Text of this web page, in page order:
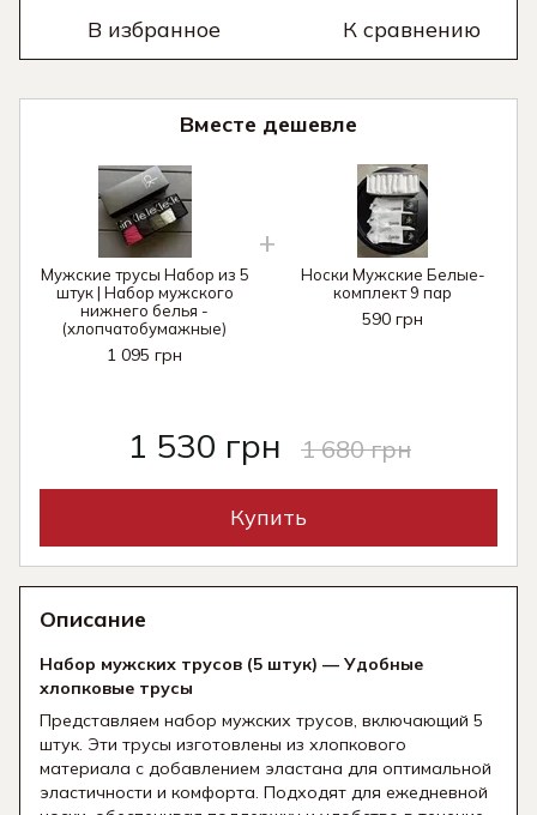
В избранное К сравнению
Вместе дешевле
Мужские трусы Набор из 5
штук | Набор мужского
нижнего белья -
(хлопчатобумажные)
1 095 грн
Носки Мужские Белые-
комплект 9 пар
590 грн
1 530 грн 1 680 грн
Купить
Описание
Набор мужских трусов (5 штук) — Удобные
хлопковые трусы
Представляем набор мужских трусов, включающий 5
штук. Эти трусы изготовлены из хлопкового
материала с добавлением эластана для оптимальной
эластичности и комфорта. Подходят для ежедневной